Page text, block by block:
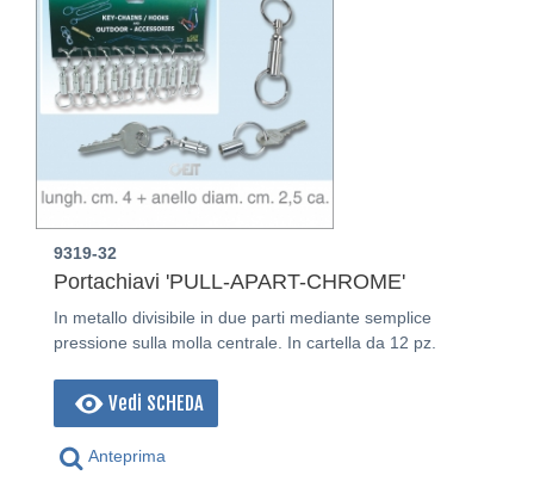
9319-32
Portachiavi 'PULL-APART-CHROME'
In metallo divisibile in due parti mediante semplice
pressione sulla molla centrale. In cartella da 12 pz.
Vedi SCHEDA
Anteprima